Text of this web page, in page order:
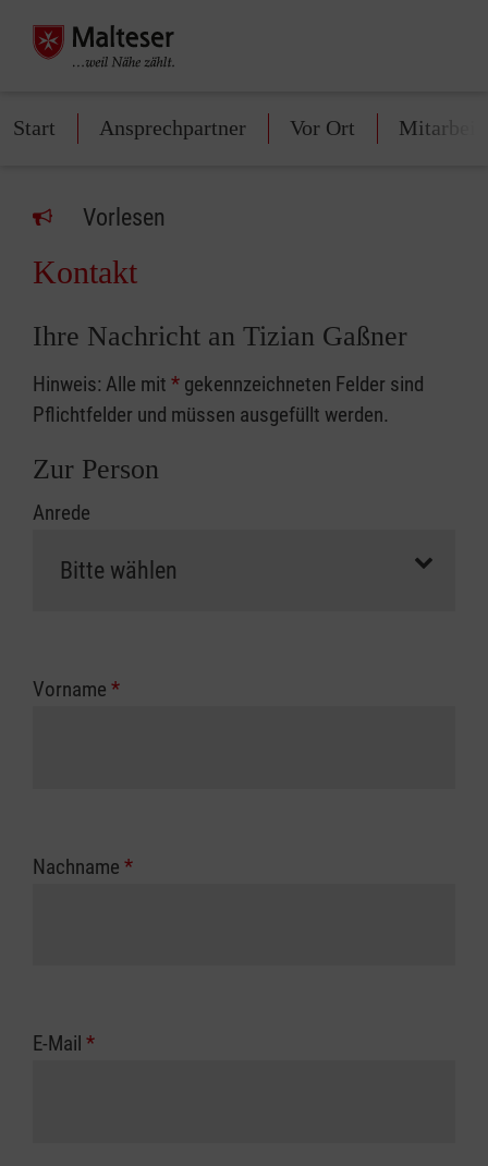
Start Ansprechpartner Vor Ort
Vorlesen
Kontakt
Ihre Nachricht an Tizian Gaßner
Hinweis: Alle mit * gekennzeichneten Felder sind
Pflichtfelder und müssen ausgefüllt werden.
Zur Person
Anrede
Vorname *
Nachname *
E-Mail *